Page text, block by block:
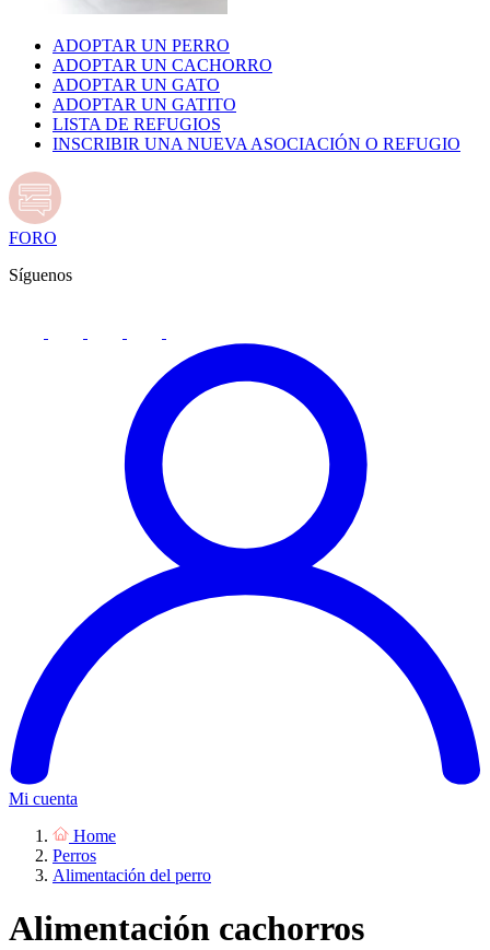
ADOPTAR UN PERRO
ADOPTAR UN CACHORRO
ADOPTAR UN GATO
ADOPTAR UN GATITO
LISTA DE REFUGIOS
INSCRIBIR UNA NUEVA ASOCIACIÓN O REFUGIO
FORO
Síguenos
Mi cuenta
Home
Perros
Alimentación del perro
Alimentación cachorros